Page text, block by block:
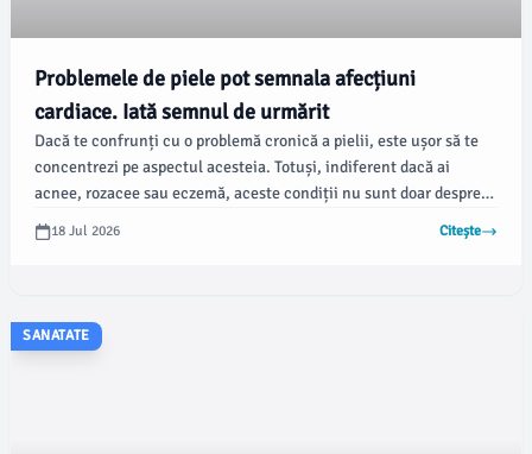
Problemele de piele pot semnala afecțiuni
cardiace. Iată semnul de urmărit
Dacă te confrunți cu o problemă cronică a pielii, este ușor să te
concentrezi pe aspectul acesteia. Totuși, indiferent dacă ai
acnee, rozacee sau eczemă, aceste condiții nu sunt doar despre
piele.
18 Jul 2026 Citește
SANATATE